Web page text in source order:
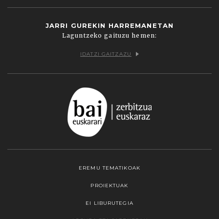
JARRI GUREKIN HARREMANETAN
Laguntzeko gaituzu hemen:
IDATZI GAITZAZU
EREMU TEMATIKOAK
PROIEKTUAK
EI LIBURUTEGIA